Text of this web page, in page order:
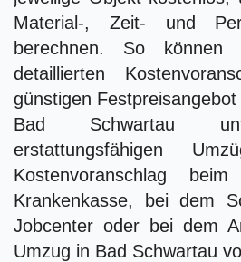
Material-, Zeit- und
berechnen. So
detaillierten
günstigen
Bad Schwartau
erstattungsfähigen
Kostenvoranschlag
Krankenkasse, bei dem
Jobcenter oder bei dem
Umzug in Bad Schwartau